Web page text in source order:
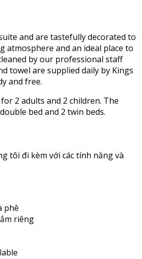
and are tastefully decorated to
atmosphere and an ideal place to
by our professional staff
towel are supplied daily by Kings
and free.
2 adults and 2 children. The
bed and 2 twin beds.
tôi đi kèm với các tính năng và
phê
riêng